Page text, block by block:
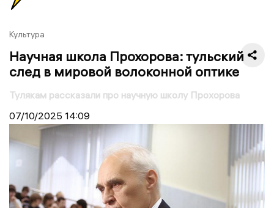
Культура
Научная школа Прохорова: тульский
след в мировой волоконной оптике
Тулякам рассказали про научную школу Прохорова
07/10/2025 14:09